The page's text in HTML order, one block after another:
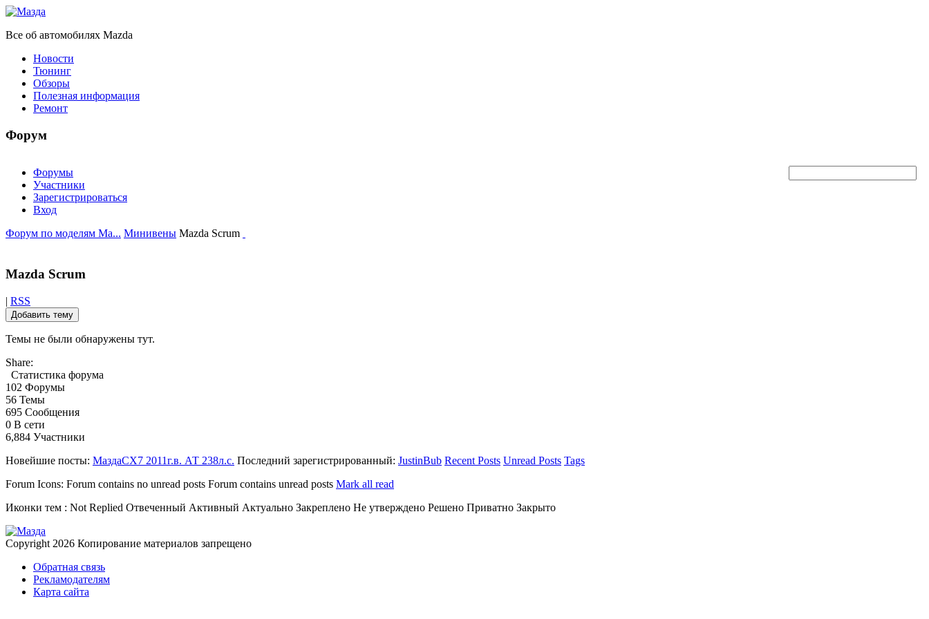
Все об автомобилях Mazda
Новости
Тюнинг
Обзоры
Полезная информация
Ремонт
Форум
Форумы
Участники
Зарегистрироваться
Вход
Форум по моделям Ma... Минивены Mazda Scrum
Mazda Scrum
| RSS
Добавить тему
Темы не были обнаружены тут.
Share:
Статистика форума
102 Форумы
56 Темы
695 Сообщения
0 В сети
6,884 Участники
Новейшие посты: МаздаCX7 2011г.в. АТ 238л.с. Последний зарегистрированный: JustinBub Recent Posts Unread Posts Tags
Forum Icons: Forum contains no unread posts Forum contains unread posts Mark all read
Иконки тем : Not Replied Отвеченный Активный Актуально Закреплено Не утверждено Решено Приватно Закрыто
Copyright 2026 Копирование материалов запрещено
Обратная связь
Рекламодателям
Карта сайта